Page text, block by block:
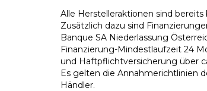
Alle Herstelleraktionen sind
Zusätzlich dazu sind
Banque SA Niederlassung
Finanzierung-Mindestlaufzeit 24
und Haftpflichtversicherung über
Es gelten die Annahmerichtlinien
Händler.